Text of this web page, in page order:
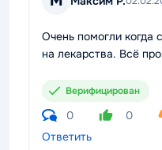
Очень помогли когда
на лекарства. Всё
Верифицирован
0 0
Ответить